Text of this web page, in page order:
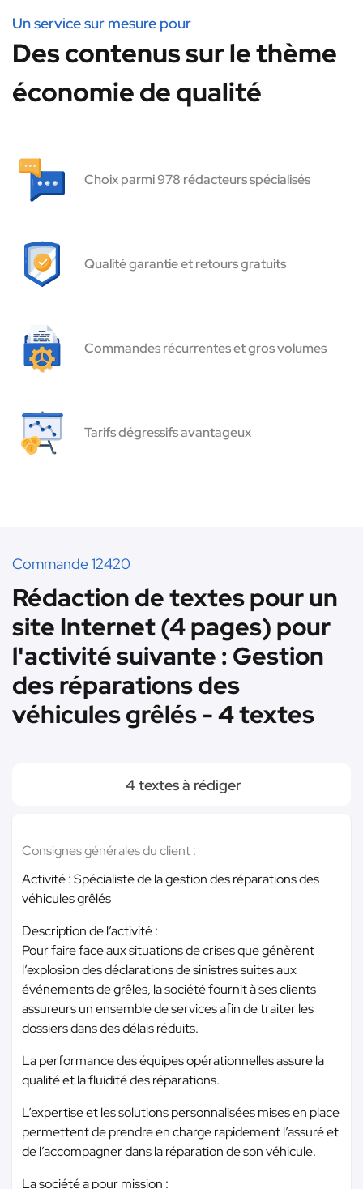
Un service sur mesure pour
Des contenus sur le thème
économie de qualité
Choix parmi 978 rédacteurs spécialisés
Qualité garantie et retours gratuits
Commandes récurrentes et gros volumes
Tarifs dégressifs avantageux
Commande 12420
Rédaction de textes pour un
site Internet (4 pages) pour
l'activité suivante : Gestion
des réparations des
véhicules grêlés - 4 textes
4 textes à rédiger
Consignes générales du client :
Activité : Spécialiste de la gestion des réparations des
véhicules grêlés
Description de l’activité :
Pour faire face aux situations de crises que génèrent
l’explosion des déclarations de sinistres suites aux
événements de grêles, la société fournit à ses clients
assureurs un ensemble de services afin de traiter les
dossiers dans des délais réduits.
La performance des équipes opérationnelles assure la
qualité et la fluidité des réparations.
L’expertise et les solutions personnalisées mises en place
permettent de prendre en charge rapidement l’assuré et
de l’accompagner dans la réparation de son véhicule.
La société a pour mission :